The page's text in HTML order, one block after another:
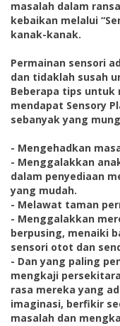
masalah dalam
kebaikan melalui
kanak-kanak.
Permainan sensori
dan tidaklah susah
Beberapa tips untuk
mendapat Sensory
sebanyak yang
- Mengehadkan
- Menggalakkan
dalam penyediaan
yang mudah.
- Melawat taman
- Menggalakkan
berpusing, menaiki
sensori otot dan
- Dan yang paling
mengkaji
rasa mereka yang
imaginasi, berfikir
masalah dan